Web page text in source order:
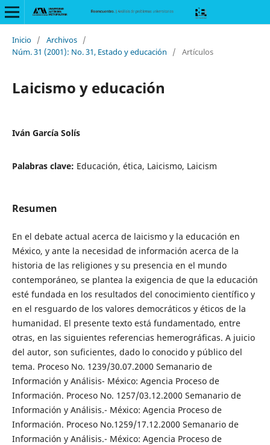
Inicio / Archivos /
Núm. 31 (2001): No. 31, Estado y educación
/ Artículos
Laicismo y educación
Iván García Solís
Palabras clave: Educación, ética, Laicismo, Laicism
Resumen
En el debate actual acerca de laicismo y la educación en
México, y ante la necesidad de información acerca de la
historia de las religiones y su presencia en el mundo
contemporáneo, se plantea la exigencia de que la educación
esté fundada en los resultados del conocimiento científico y
en el resguardo de los valores democráticos y éticos de la
humanidad. El presente texto está fundamentado, entre
otras, en las siguientes referencias hemerográficas. A juicio
del autor, son suficientes, dado lo conocido y público del
tema. Proceso No. 1239/30.07.2000 Semanario de
Información y Análisis- México: Agencia Proceso de
Información. Proceso No. 1257/03.12.2000 Semanario de
Información y Análisis.- México: Agencia Proceso de
Información. Proceso No.1259/17.12.2000 Semanario de
Información y Análisis.- México: Agencia Proceso de